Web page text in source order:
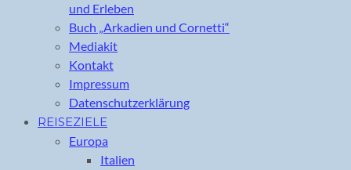
und Erleben
Buch „Arkadien und Cornetti“
Mediakit
Kontakt
Impressum
Datenschutzerklärung
REISEZIELE
Europa
Italien